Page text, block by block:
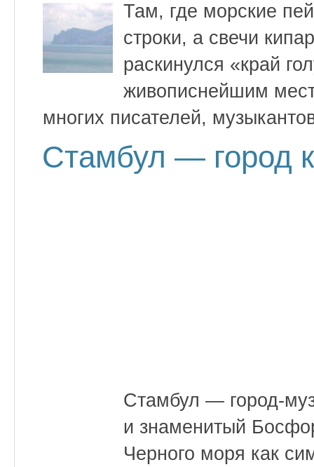
Там, где морские
строки, а свечи
раскинулся «край
живописнейшим
многих писателей,
Стамбул — город
Стамбул — город-
и знаменитый
Черного моря как